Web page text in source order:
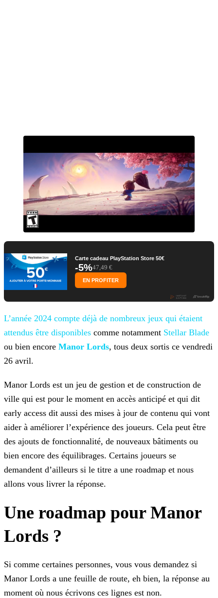
Carte cadeau PlayStation Store 50€
-5%47,49 €
EN PROFITER
L’année 2024 compte déjà de nombreux jeux qui étaient
attendus être disponibles comme notamment Stellar Blade
ou bien encore Manor Lords, tous deux sortis ce vendredi
26 avril.
Manor Lords est un jeu de gestion et de construction de
ville qui est pour le moment en accès anticipé et qui dit
early access dit aussi des mises à jour de contenu qui vont
aider à améliorer l’expérience des joueurs. Cela peut être
des ajouts de fonctionnalité, de nouveaux bâtiments ou
bien encore des équilibrages. Certains joueurs se
demandent d’ailleurs si le titre a une roadmap et nous
allons vous livrer la réponse.
Une roadmap pour Manor
Lords ?
Si comme certaines personnes, vous vous demandez si
Manor Lords a une feuille de route, eh bien, la réponse au
moment où nous écrivons ces lignes est non.